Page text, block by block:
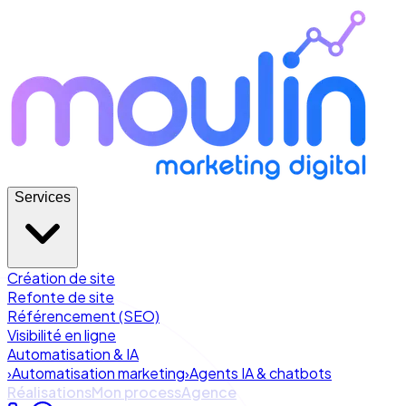
Services
Création de site
Refonte de site
Référencement (SEO)
Visibilité en ligne
Automatisation & IA
›Automatisation marketing›Agents IA & chatbots
RéalisationsMon processAgence